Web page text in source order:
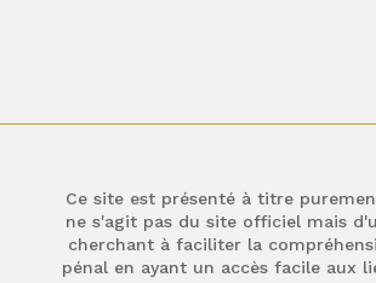
Ce site est présenté à titre
ne s'agit pas du site officiel mais
cherchant à faciliter la
pénal en ayant un accès facile aux